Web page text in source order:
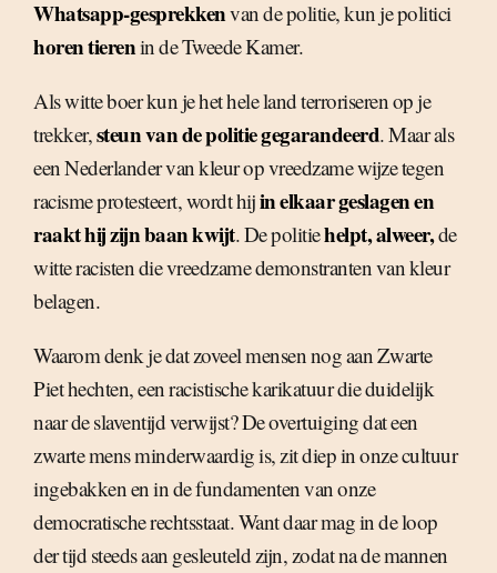
Whatsapp-gesprekkenvan de politie, kun je politici
horen tierenin de Tweede Kamer.
Als witte boer kun je het hele land terroriseren op je
trekker,steun van de politie gegarandeerd. Maar als
een Nederlander van kleur op vreedzame wijze tegen
racisme protesteert, wordt hijin elkaar geslagen en
raakt hij zijn baan kwijt. De politiehelpt, alweer,de
witte racisten die vreedzame demonstranten van kleur
belagen.
Waarom denk je dat zoveel mensen nog aan Zwarte
Piet hechten, een racistische karikatuur die duidelijk
naar de slaventijd verwijst? De overtuiging dat een
zwarte mens minderwaardig is, zit diep in onze cultuur
ingebakken en in de fundamenten van onze
democratische rechtsstaat. Want daar mag in de loop
der tijd steeds aan gesleuteld zijn, zodat na de mannen